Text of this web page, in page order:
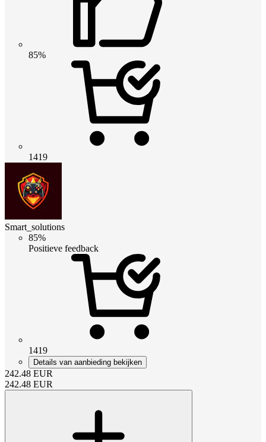
85%
1419
Smart_solutions
85%
Positieve feedback
1419
Details van aanbieding bekijken
242.48 EUR
242.48 EUR